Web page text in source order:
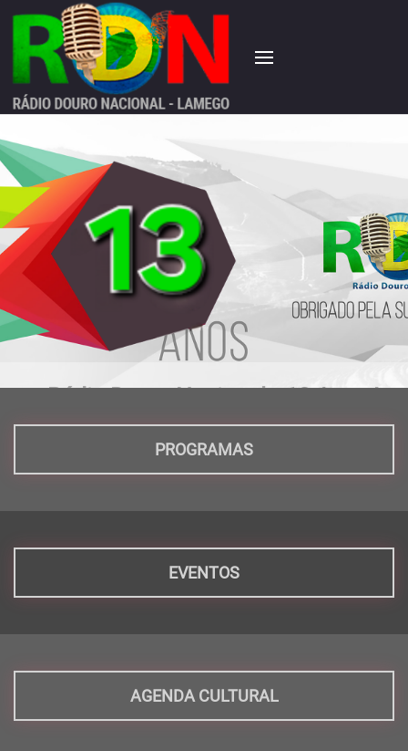
Rádio Douro Nacional...13 Anos !
PROGRAMAS
EVENTOS
AGENDA CULTURAL